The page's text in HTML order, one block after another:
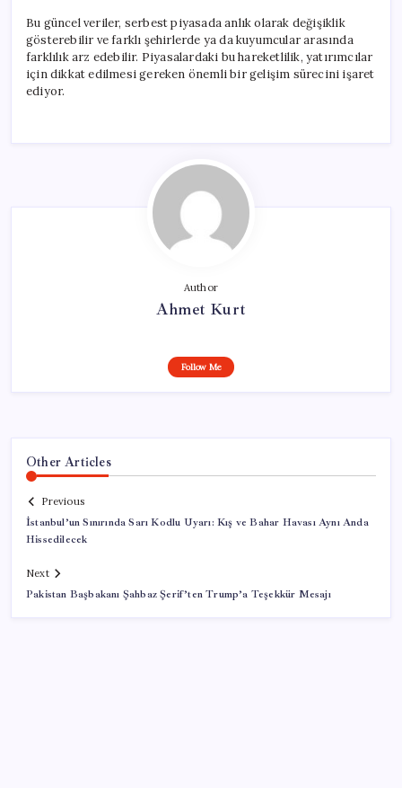
Bu güncel veriler, serbest piyasada anlık olarak değişiklik
gösterebilir ve farklı şehirlerde ya da kuyumcular arasında
farklılık arz edebilir. Piyasalardaki bu hareketlilik, yatırımcılar
için dikkat edilmesi gereken önemli bir gelişim sürecini işaret
ediyor.
Author
Ahmet Kurt
Follow Me
Other Articles
Previous
İstanbul’un Sınırında Sarı Kodlu Uyarı: Kış ve Bahar Havası Aynı Anda
Hissedilecek
Next
Pakistan Başbakanı Şahbaz Şerif’ten Trump’a Teşekkür Mesajı